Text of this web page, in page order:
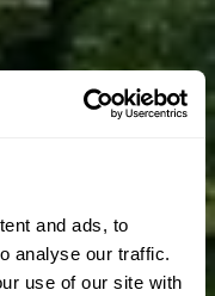
and ads, to
analyse our traffic.
use of our site with